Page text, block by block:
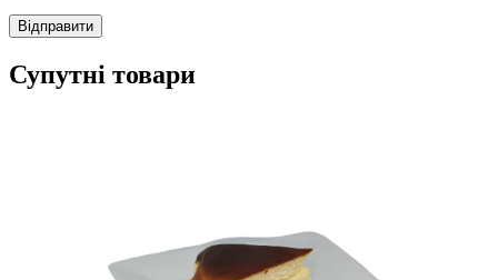
Супутні товари